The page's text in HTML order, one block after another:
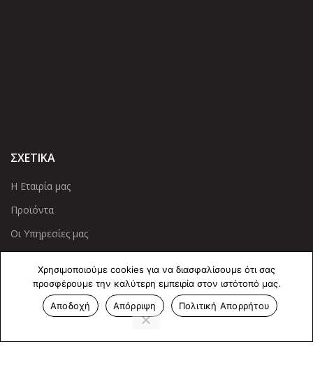
ΣΧΕΤΙΚΑ
Η Εταιρία μας
Προϊόντα
Οι Υπηρεσίες μας
ΠΛΗΡΟΦΟΡΙΕΣ
Πολιτική Απορρήτου
Επικοινωνία
Χρησιμοποιούμε cookies για να διασφαλίσουμε ότι σας
προσφέρουμε την καλύτερη εμπειρία στον ιστότοπό μας.
Αποδοχή
Απόρριψη Πολιτική Απορρήτου